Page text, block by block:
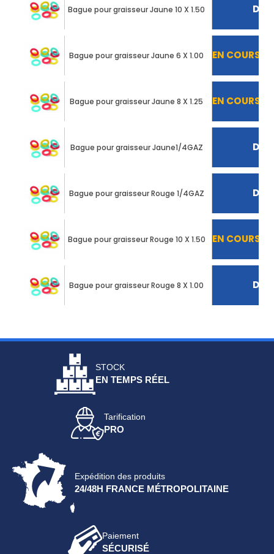
Bague pour graisseur Jaune 10 X 1.50
Bague pour graisseur Jaune 6 X 1.00 EN COURS
Bague pour graisseur Jaune 8 X 1.25 EN COURS
Bague pour graisseur Jaune1/4GAZ
Bague pour graisseur Rouge 1/4GAZ
Bague pour graisseur Rouge 10 X 1.50 EN COURS
Bague pour graisseur Rouge 8 X 1.00
STOCK
EN TEMPS RÉEL
Tarification
PRO
Expédition des produits
24/48H FRANCE MÉTROPOLITAINE
Paiement
SÉCURISÉ